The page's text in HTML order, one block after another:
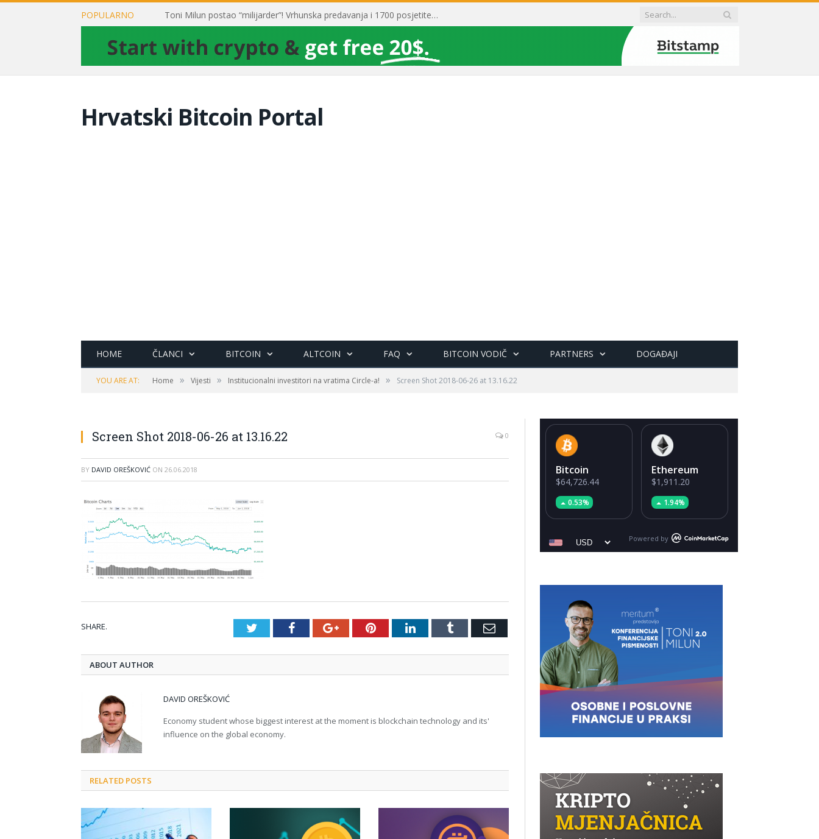
POPULARNO Toni Milun postao “milijarder”! Vrhunska predavanja i 1700 posjetitelja obilježili su mjesec financijske pismenosti
Hrvatski Bitcoin Portal
HOME ČLANCI BITCOIN ALTCOIN FAQ BITCOIN VODIČ PARTNERS DOGAĐAJI
YOU ARE AT: Home » Vijesti » Institucionalni investitori na vratima Circle-a! » Screen Shot 2018-06-26 at 13.16.22
Screen Shot 2018-06-26 at 13.16.22 0
BY DAVID OREŠKOVIĆ ON 26.06.2018
SHARE. TwitterFacebookGoogle+PinterestLinkedInTumblr Email
ABOUT AUTHOR
DAVID OREŠKOVIĆ
Economy student whose biggest interest at the moment is blockchain technology and its'
influence on the global economy.
RELATED POSTS
Bitcoin
$64,726.44
0.53%
Ethereum
$1,911.20
1.94%
Powered by